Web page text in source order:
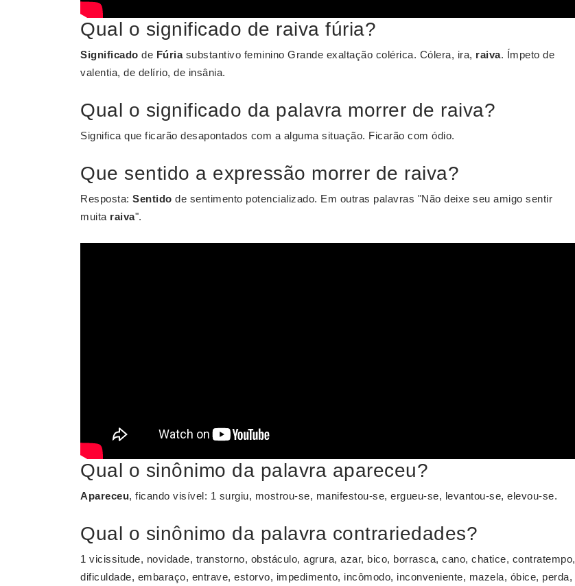
Qual o significado de raiva fúria?
Significado de Fúriasubstantivo feminino Grande exaltação colérica. Cólera, ira, raiva. Ímpeto de
valentia, de delírio, de insânia.
Qual o significado da palavra morrer de raiva?
Significa que ficarão desapontados com a alguma situação. Ficarão com ódio.
Que sentido a expressão morrer de raiva?
Resposta: Sentido de sentimento potencializado. Em outras palavras "Não deixe seu amigo sentir
muita raiva".
Qual o sinônimo da palavra apareceu?
Apareceu, ficando visível: 1 surgiu, mostrou-se, manifestou-se, ergueu-se, levantou-se, elevou-se.
Qual o sinônimo da palavra contrariedades?
1 vicissitude, novidade, transtorno, obstáculo, agrura, azar, bico, borrasca, cano, chatice, contratempo,
dificuldade, embaraço, entrave, estorvo, impedimento, incômodo, inconveniente, mazela, óbice, perda,